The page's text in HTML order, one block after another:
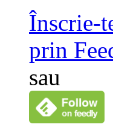
Înscrie-
prin
sau